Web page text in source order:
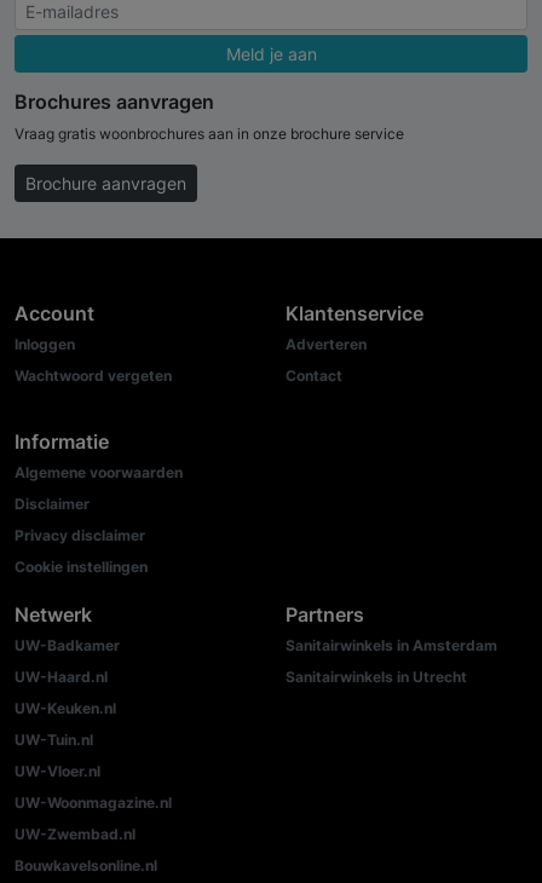
Meld je aan
Brochures aanvragen
Vraag gratis woonbrochures aan in onze brochure service
Brochure aanvragen
Account
Inloggen
Wachtwoord vergeten
Informatie
Algemene voorwaarden
Disclaimer
Privacy disclaimer
Cookie instellingen
Klantenservice
Adverteren
Contact
Netwerk
UW-Badkamer
UW-Haard.nl
UW-Keuken.nl
UW-Tuin.nl
UW-Vloer.nl
UW-Woonmagazine.nl
UW-Zwembad.nl
Bouwkavelsonline.nl
Partners
Sanitairwinkels in Amsterdam
Sanitairwinkels in Utrecht